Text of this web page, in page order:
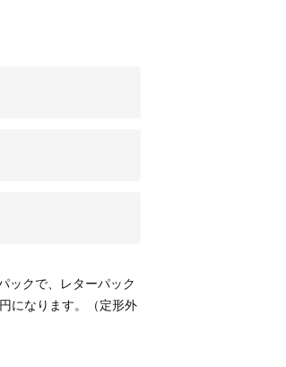
ックで、レターパック
になります。（定形外